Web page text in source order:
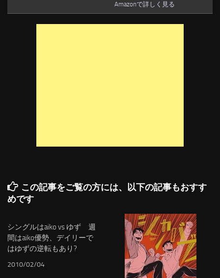
Amazonで詳しく見る
この記事をご覧の方には、以下の記事もおすす
めです
シングルはaiko vs ゆず 週
間はaiko優勢、デイリーで
はゆずの逆転もあり?
2010/02/04